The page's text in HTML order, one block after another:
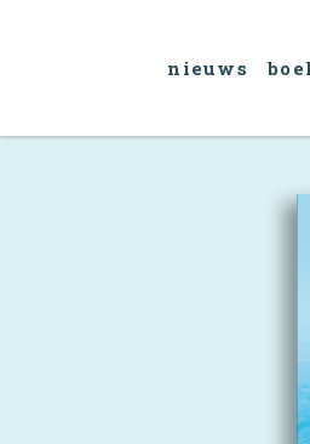
nieuws